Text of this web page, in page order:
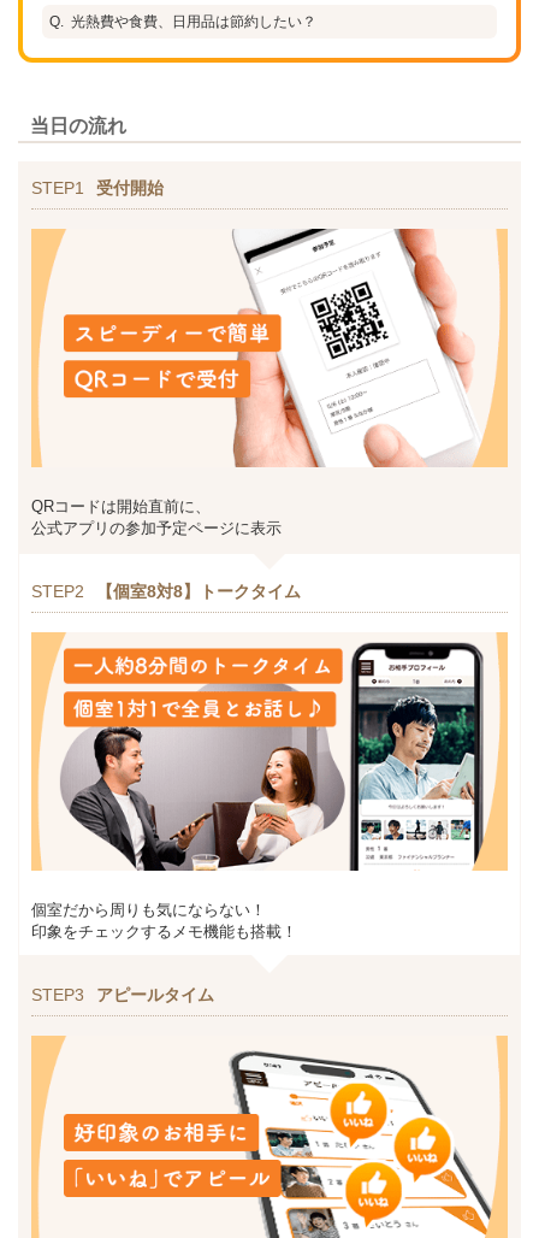
光熱費や食費、日用品は節約したい？
当日の流れ
STEP1 受付開始
QRコードは開始直前に、
公式アプリの参加予定ページに表示
STEP2 【個室8対8】トークタイム
個室だから周りも気にならない！
印象をチェックするメモ機能も搭載！
STEP3 アピールタイム